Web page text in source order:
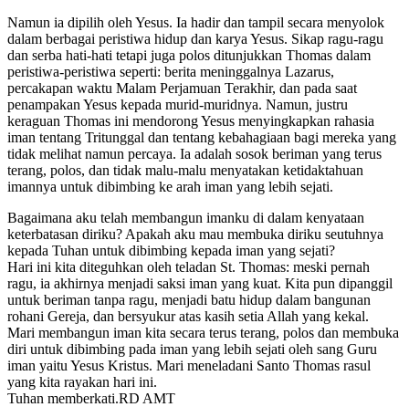
Namun ia dipilih oleh Yesus. Ia hadir dan tampil secara menyolok
dalam berbagai peristiwa hidup dan karya Yesus. Sikap ragu-ragu
dan serba hati-hati tetapi juga polos ditunjukkan Thomas dalam
peristiwa-peristiwa seperti: berita meninggalnya Lazarus,
percakapan waktu Malam Perjamuan Terakhir, dan pada saat
penampakan Yesus kepada murid-muridnya. Namun, justru
keraguan Thomas ini mendorong Yesus menyingkapkan rahasia
iman tentang Tritunggal dan tentang kebahagiaan bagi mereka yang
tidak melihat namun percaya. Ia adalah sosok beriman yang terus
terang, polos, dan tidak malu-malu menyatakan ketidaktahuan
imannya untuk dibimbing ke arah iman yang lebih sejati.
Bagaimana aku telah membangun imanku di dalam kenyataan
keterbatasan diriku? Apakah aku mau membuka diriku seutuhnya
kepada Tuhan untuk dibimbing kepada iman yang sejati?
Hari ini kita diteguhkan oleh teladan St. Thomas: meski pernah
ragu, ia akhirnya menjadi saksi iman yang kuat. Kita pun dipanggil
untuk beriman tanpa ragu, menjadi batu hidup dalam bangunan
rohani Gereja, dan bersyukur atas kasih setia Allah yang kekal.
Mari membangun iman kita secara terus terang, polos dan membuka
diri untuk dibimbing pada iman yang lebih sejati oleh sang Guru
iman yaitu Yesus Kristus. Mari meneladani Santo Thomas rasul
yang kita rayakan hari ini.
Tuhan memberkati.RD AMT